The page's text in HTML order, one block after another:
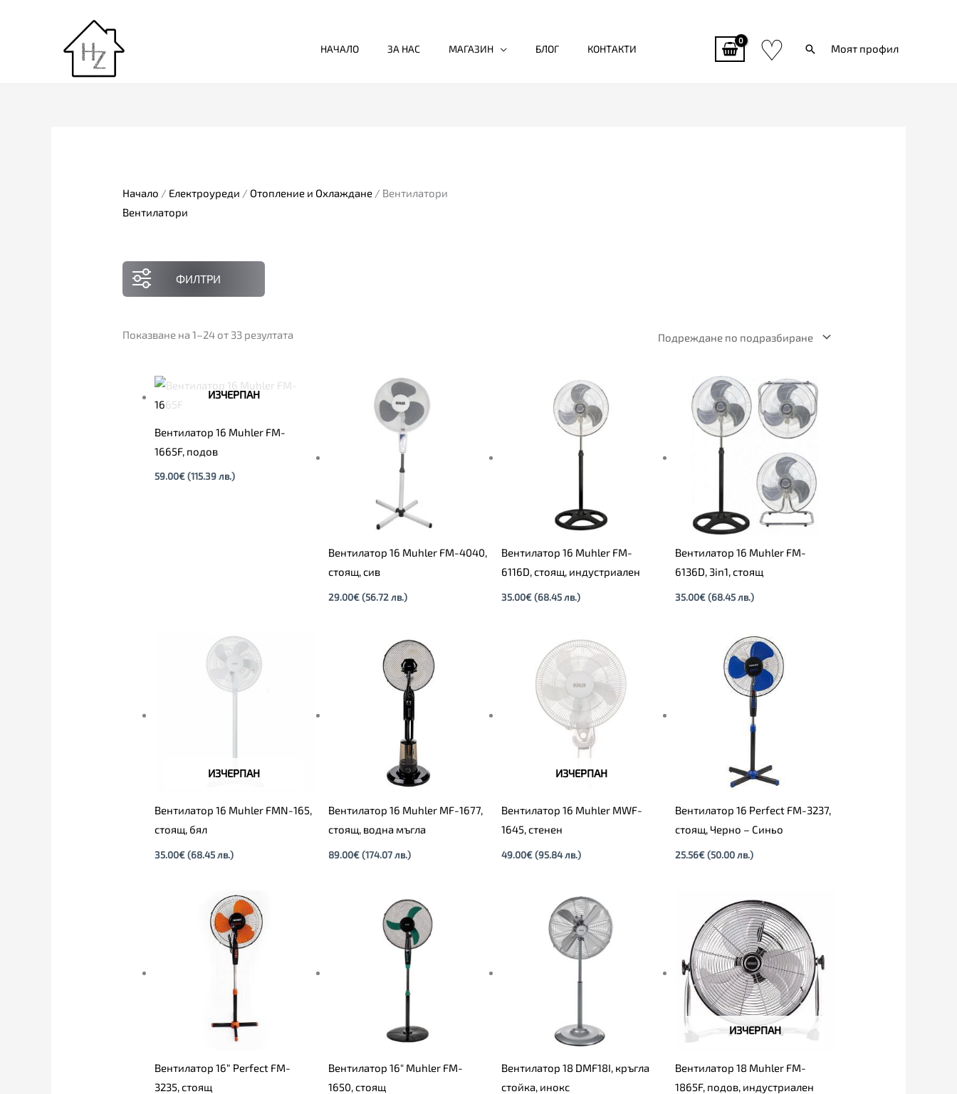
НАЧАЛО ЗА НАС МАГАЗИН БЛОГ КОНТАКТИ ♡ ТърсиМоят профил
Начало / Електроуреди / Отопление и Охлаждане / Вентилатори
Вентилатори
ФИЛТРИ
Показване на 1–24 от 33 резултата
ИЗЧЕРПАН
Вентилатор 16 Muhler FM-
1665F, подов
59.00€(115.39 лв.)
Вентилатор 16 Muhler FM-4040,
стоящ, сив
29.00€ (56.72 лв.)
Вентилатор 16 Muhler FM-
6116D, стоящ, индустриален
35.00€ (68.45 лв.)
Вентилатор 16 Muhler FM-
6136D, 3in1, стоящ
35.00€ (68.45 лв.)
ИЗЧЕРПАН
Вентилатор 16 Muhler FMN-165,
стоящ, бял
35.00€(68.45 лв.)
Вентилатор 16 Muhler MF-1677,
стоящ, вoдна мъгла
89.00€ (174.07 лв.)
ИЗЧЕРПАН
Вентилатор 16 Muhler MWF-
1645, стенен
49.00€ (95.84 лв.)
Вентилатор 16 Perfect FM-3237,
стоящ, Черно – Синьо
25.56€ (50.00 лв.)
Вентилатор 16“ Perfect FM-
3235, стоящ
Вентилатор 16″ Muhler FM-
1650, стоящ
Вентилатор 18 DMF18I, кръгла
стойка, инокс
ИЗЧЕРПАН
Вентилатор 18 Muhler FM-
1865F, подов, индустриален